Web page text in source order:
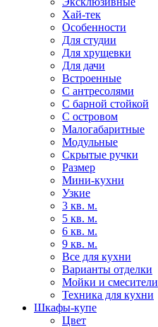
Хай-тек
Особенности
Для студии
Для хрущевки
Для дачи
Встроенные
С антресолями
С барной стойкой
С островом
Малогабаритные
Модульные
Скрытые ручки
Размер
Мини-кухни
Узкие
3 кв. м.
5 кв. м.
6 кв. м.
9 кв. м.
Все для кухни
Варианты отделки
Мойки и смесители
Техника для кухни
Шкафы-купе
Цвет